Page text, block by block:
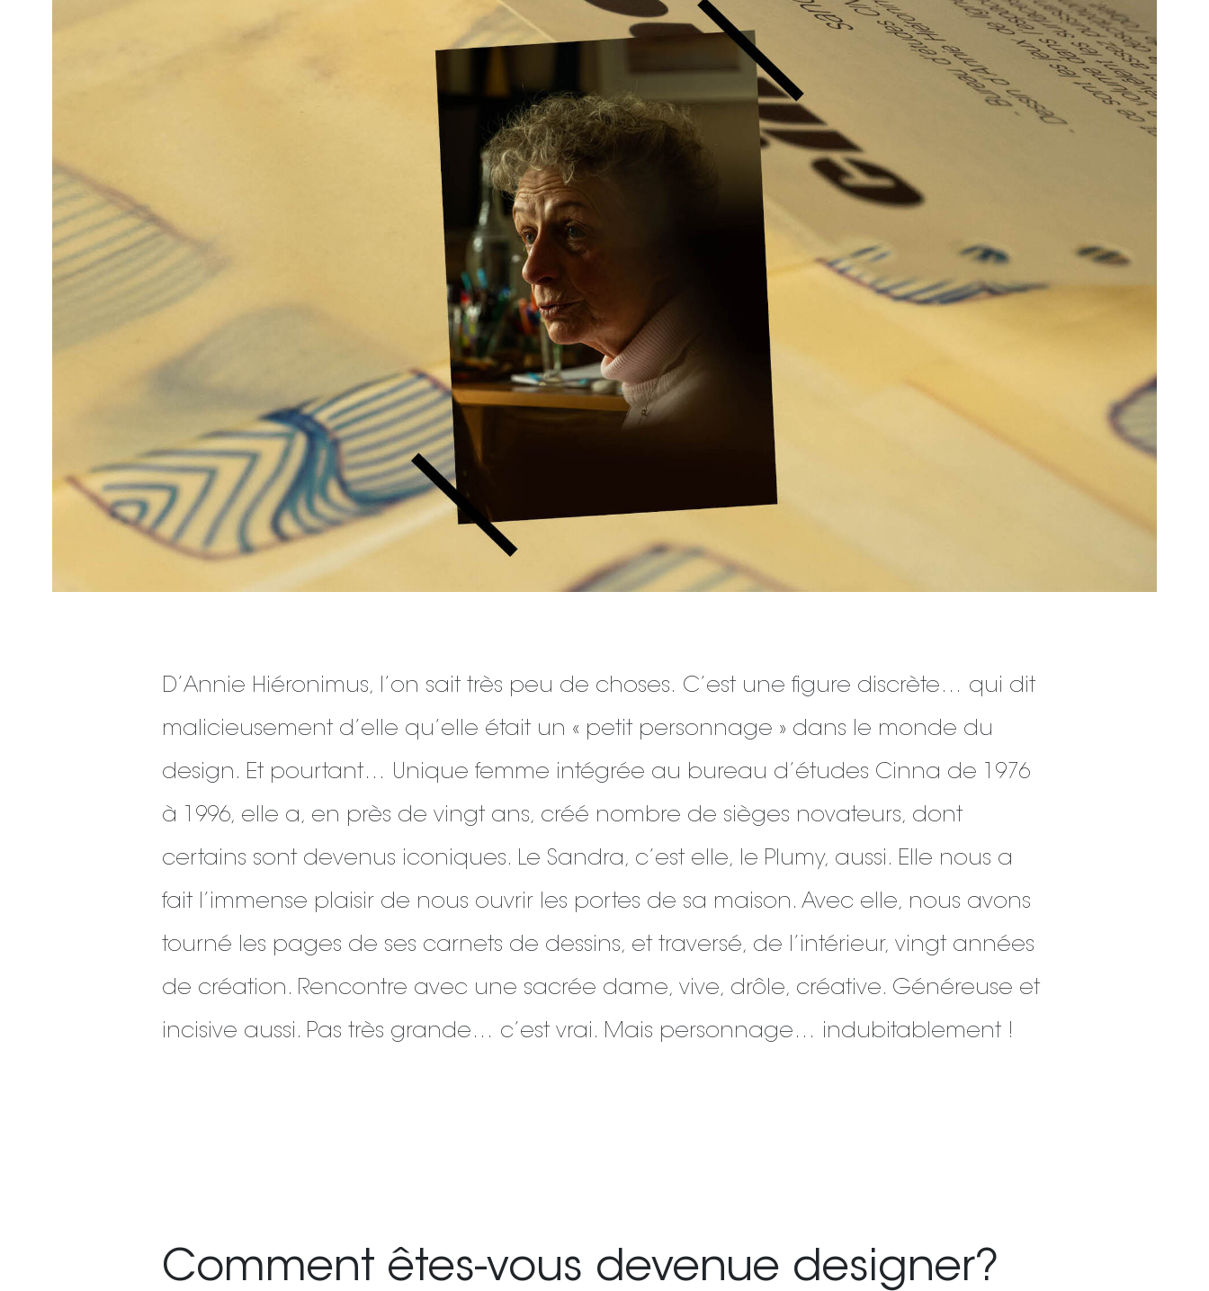
D’Annie Hiéronimus, l’on sait très peu de choses. C’est une figure discrète… qui dit
malicieusement d’elle qu’elle était un « petit personnage » dans le monde du
design. Et pourtant… Unique femme intégrée au bureau d’études Cinna de 1976
à 1996, elle a, en près de vingt ans, créé nombre de sièges novateurs, dont
certains sont devenus iconiques. Le Sandra, c’est elle, le Plumy, aussi. Elle nous a
fait l’immense plaisir de nous ouvrir les portes de sa maison. Avec elle, nous avons
tourné les pages de ses carnets de dessins, et traversé, de l’intérieur, vingt années
de création. Rencontre avec une sacrée dame, vive, drôle, créative. Généreuse et
incisive aussi. Pas très grande… c’est vrai. Mais personnage… indubitablement !
Comment êtes-vous devenue designer?